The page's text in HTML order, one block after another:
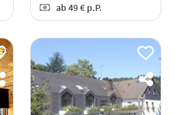
ab49 € p.P.